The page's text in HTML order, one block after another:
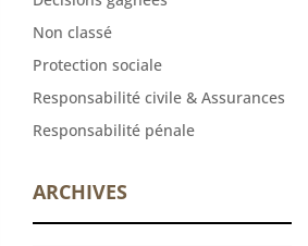
Non classé
Protection sociale
Responsabilité civile & Assurances
Responsabilité pénale
ARCHIVES